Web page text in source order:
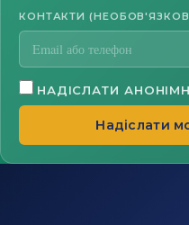
КОНТАКТИ
НАДІСЛАТИ
Надіслати